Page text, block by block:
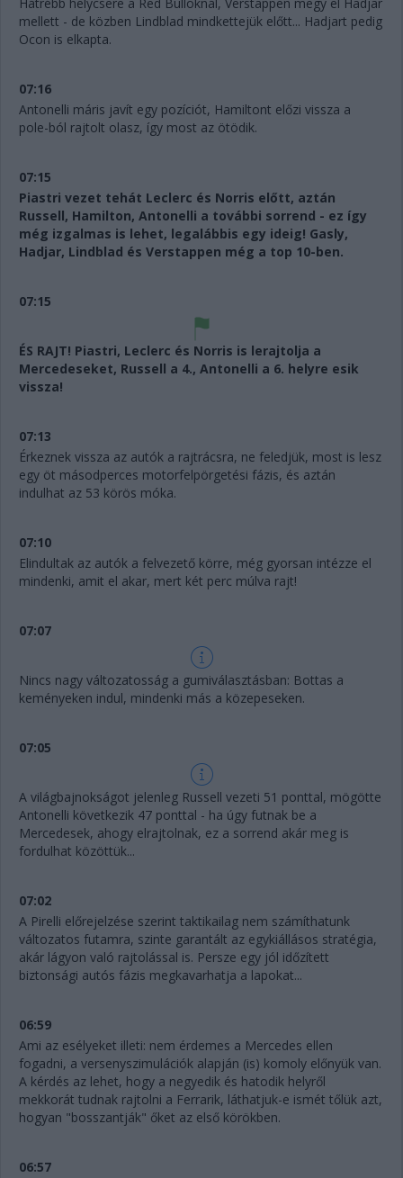
mellett - de közben Lindblad mindkettejük előtt... Hadjart pedig
Ocon is elkapta.
07:16
Antonelli máris javít egy pozíciót, Hamiltont előzi vissza a
pole-ból rajtolt olasz, így most az ötödik.
07:15
Piastri vezet tehát Leclerc és Norris előtt, aztán
Russell, Hamilton, Antonelli a további sorrend - ez így
még izgalmas is lehet, legalábbis egy ideig! Gasly,
Hadjar, Lindblad és Verstappen még a top 10-ben.
07:15
ÉS RAJT! Piastri, Leclerc és Norris is lerajtolja a
Mercedeseket, Russell a 4., Antonelli a 6. helyre esik
vissza!
07:13
Érkeznek vissza az autók a rajtrácsra, ne feledjük, most is lesz
egy öt másodperces motorfelpörgetési fázis, és aztán
indulhat az 53 körös móka.
07:10
Elindultak az autók a felvezető körre, még gyorsan intézze el
mindenki, amit el akar, mert két perc múlva rajt!
07:07
Nincs nagy változatosság a gumiválasztásban: Bottas a
keményeken indul, mindenki más a közepeseken.
07:05
A világbajnokságot jelenleg Russell vezeti 51 ponttal, mögötte
Antonelli következik 47 ponttal - ha úgy futnak be a
Mercedesek, ahogy elrajtolnak, ez a sorrend akár meg is
fordulhat közöttük...
07:02
A Pirelli előrejelzése szerint taktikailag nem számíthatunk
változatos futamra, szinte garantált az egykiállásos stratégia,
akár lágyon való rajtolással is. Persze egy jól időzített
biztonsági autós fázis megkavarhatja a lapokat...
06:59
Ami az esélyeket illeti: nem érdemes a Mercedes ellen
fogadni, a versenyszimulációk alapján (is) komoly előnyük van.
A kérdés az lehet, hogy a negyedik és hatodik helyről
mekkorát tudnak rajtolni a Ferrarik, láthatjuk-e ismét tőlük azt,
hogyan "bosszantják" őket az első körökben.
06:57